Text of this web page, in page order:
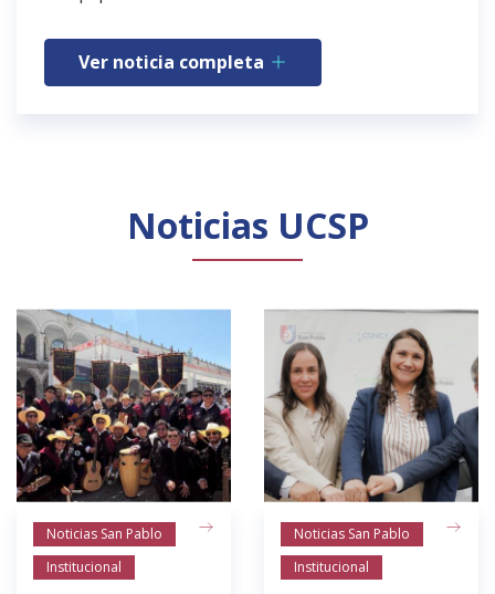
Ver noticia completa
Noticias UCSP
Noticias San Pablo
Institucional
Noticias San Pablo
Institucional